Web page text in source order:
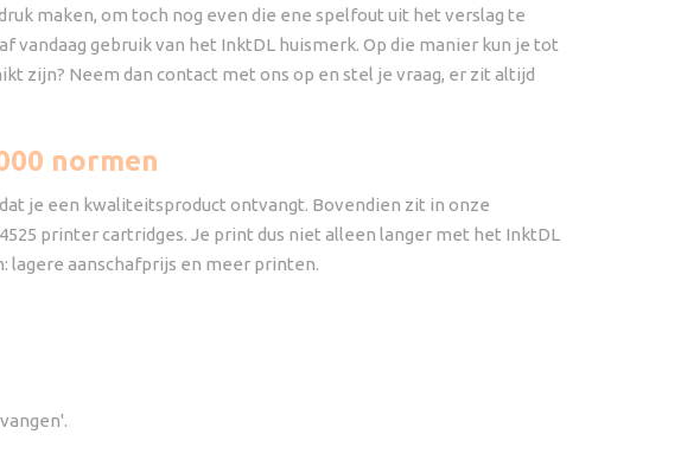
maken, om toch nog even die ene spelfout uit het verslag te
vandaag gebruik van het InktDL huismerk. Op die manier kun je tot
zijn? Neem dan contact met ons op en stel je vraag, er zit altijd
normen
je een kwaliteitsproduct ontvangt. Bovendien zit in onze
printer cartridges. Je print dus niet alleen langer met het InktDL
lagere aanschafprijs en meer printen.